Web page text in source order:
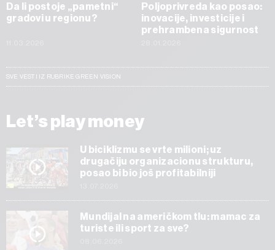
Da li postoje „pametni“
gradovi u regionu?
Poljoprivreda kao posao:
inovacije, investicije i
prehrambena sigurnost
SVE VESTI IZ RUBRIKE GREEN VISION
Let’s play money
U biciklizmu se vrte milioni; uz
drugačiju organizacionu strukturu,
posao bi bio još profitabilniji
Mundijal na američkom tlu: mamac za
turiste ili sport za sve?